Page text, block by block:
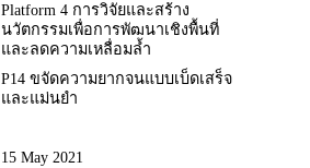
Platform 4 การวิจัยและสร้าง
นวัตกรรมเพื่อการพัฒนาเชิงพื้นที่
และลดความเหลื่อมล้ำ
P14 ขจัดความยากจนแบบเบ็ดเสร็จ
และแม่นยำ
15 May 2021